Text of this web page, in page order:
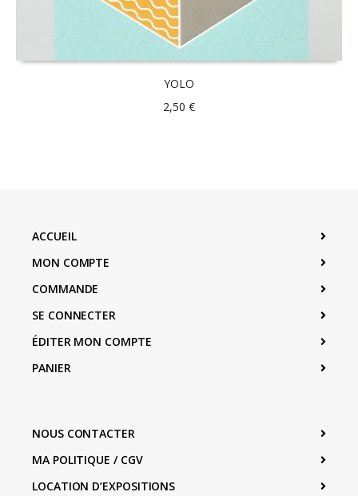
YOLO
2,50 €
ACCUEIL
MON COMPTE
COMMANDE
SE CONNECTER
ÉDITER MON COMPTE
PANIER
NOUS CONTACTER
MA POLITIQUE / CGV
LOCATION D’EXPOSITIONS